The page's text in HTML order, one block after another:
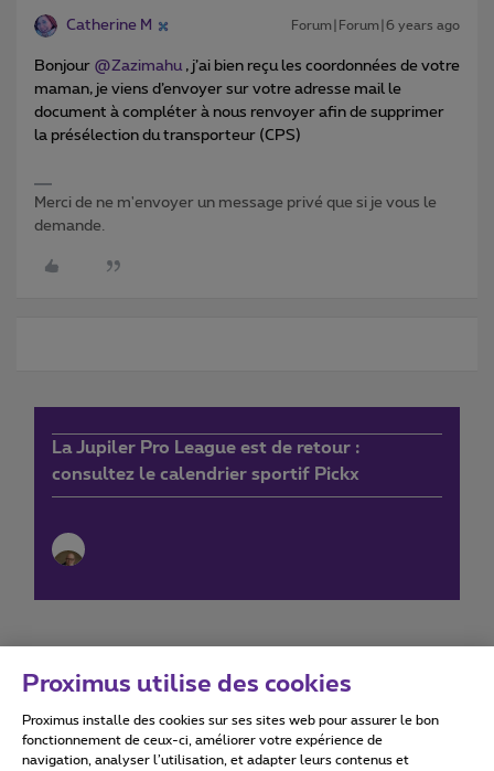
Catherine M Forum|Forum|6 years ago
Bonjour @Zazimahu, j’ai bien reçu les coordonnées de votre
maman, je viens d’envoyer sur votre adresse mail le
document à compléter à nous renvoyer afin de supprimer
la présélection du transporteur (CPS)
Merci de ne m'envoyer un message privé que si je vous le
demande.
La Jupiler Pro League est de retour :
consultez le calendrier sportif Pickx
Conditions d'utilisation Accessibility statement
Proximus utilise des cookies
Proximus installe des cookies sur ses sites web pour assurer le bon
fonctionnement de ceux-ci, améliorer votre expérience de
navigation, analyser l’utilisation, et adapter leurs contenus et